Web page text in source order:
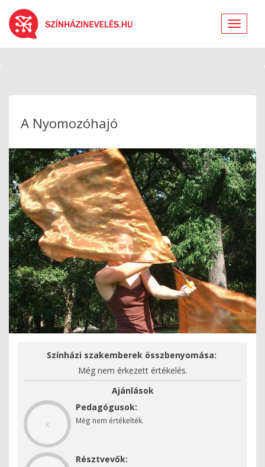
Toggle
A Nyomozóhajó
Színházi szakemberek összbenyomása:
Még nem érkezett értékelés.
Ajánlások
x
Pedagógusok:
Még nem értékelték.
Résztvevők: